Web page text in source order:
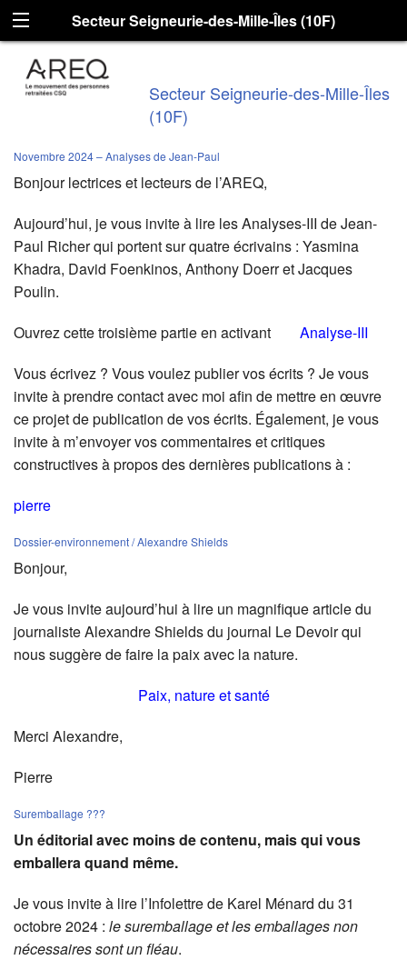
Secteur Seigneurie-des-Mille-Îles (10F)
Secteur Seigneurie-des-Mille-Îles
(10F)
Novembre 2024 – Analyses de Jean-Paul
Bonjour lectrices et lecteurs de l’AREQ,
Aujourd’hui, je vous invite à lire les Analyses-III de Jean-
Paul Richer qui portent sur quatre écrivains : Yasmina
Khadra, David Foenkinos, Anthony Doerr et Jacques
Poulin.
Ouvrez cette troisième partie en activant Analyse-III
Vous écrivez ? Vous voulez publier vos écrits ? Je vous
invite à prendre contact avec moi afin de mettre en œuvre
ce projet de publication de vos écrits. Également, je vous
invite à m’envoyer vos commentaires et critiques
constructives à propos des dernières publications à :
pierre
Dossier-environnement / Alexandre Shields
Bonjour,
Je vous invite aujourd’hui à lire un magnifique article du
journaliste Alexandre Shields du journal Le Devoir qui
nous suggère de faire la paix avec la nature.
Paix, nature et santé
Merci Alexandre,
Pierre
Suremballage ???
Un éditorial avec moins de contenu, mais qui vous
emballera quand même.
Je vous invite à lire l’Infolettre de Karel Ménard du 31
octobre 2024 : le suremballage et les emballages non
nécessaires sont un fléau.